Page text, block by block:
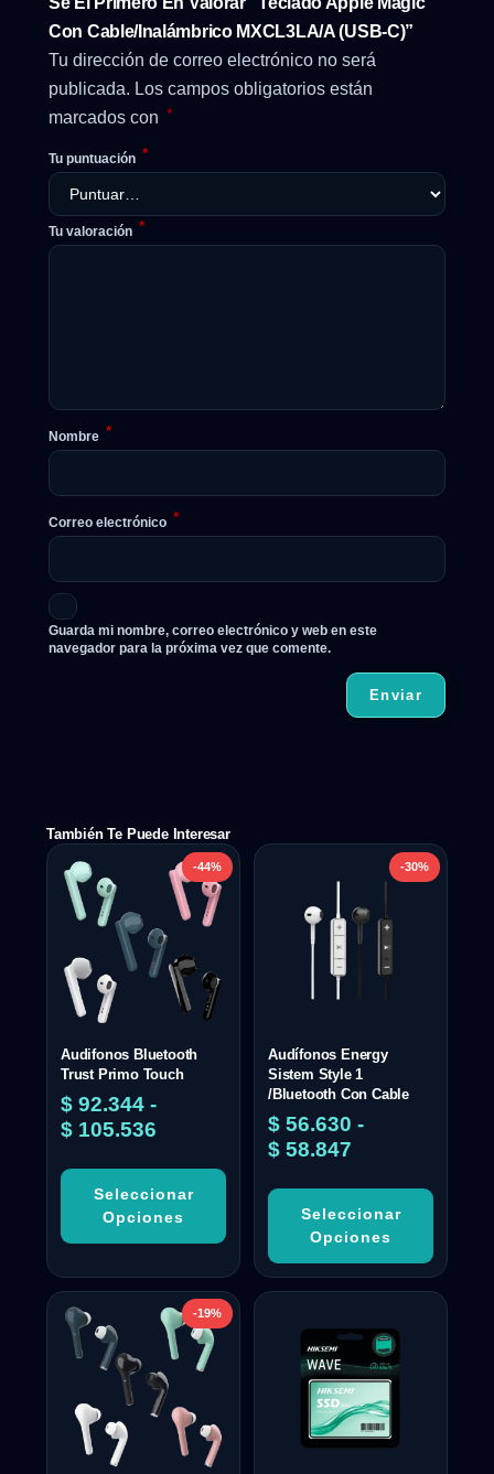
Con Cable/Inalámbrico MXCL3LA/A (USB-C)”
Tu dirección de correo electrónico no será
publicada. Los campos obligatorios están
marcados con *
Tu puntuación *
Tu valoración *
Nombre *
Correo electrónico *
Guarda mi nombre, correo electrónico y web en este
navegador para la próxima vez que comente.
También Te Puede Interesar
-44%
Audifonos Bluetooth
Trust Primo Touch
$ 92.344 -
$ 105.536
Seleccionar
Opciones
-30%
Audífonos Energy
Sistem Style 1
/Bluetooth Con Cable
$ 56.630 -
$ 58.847
Seleccionar
Opciones
-19%